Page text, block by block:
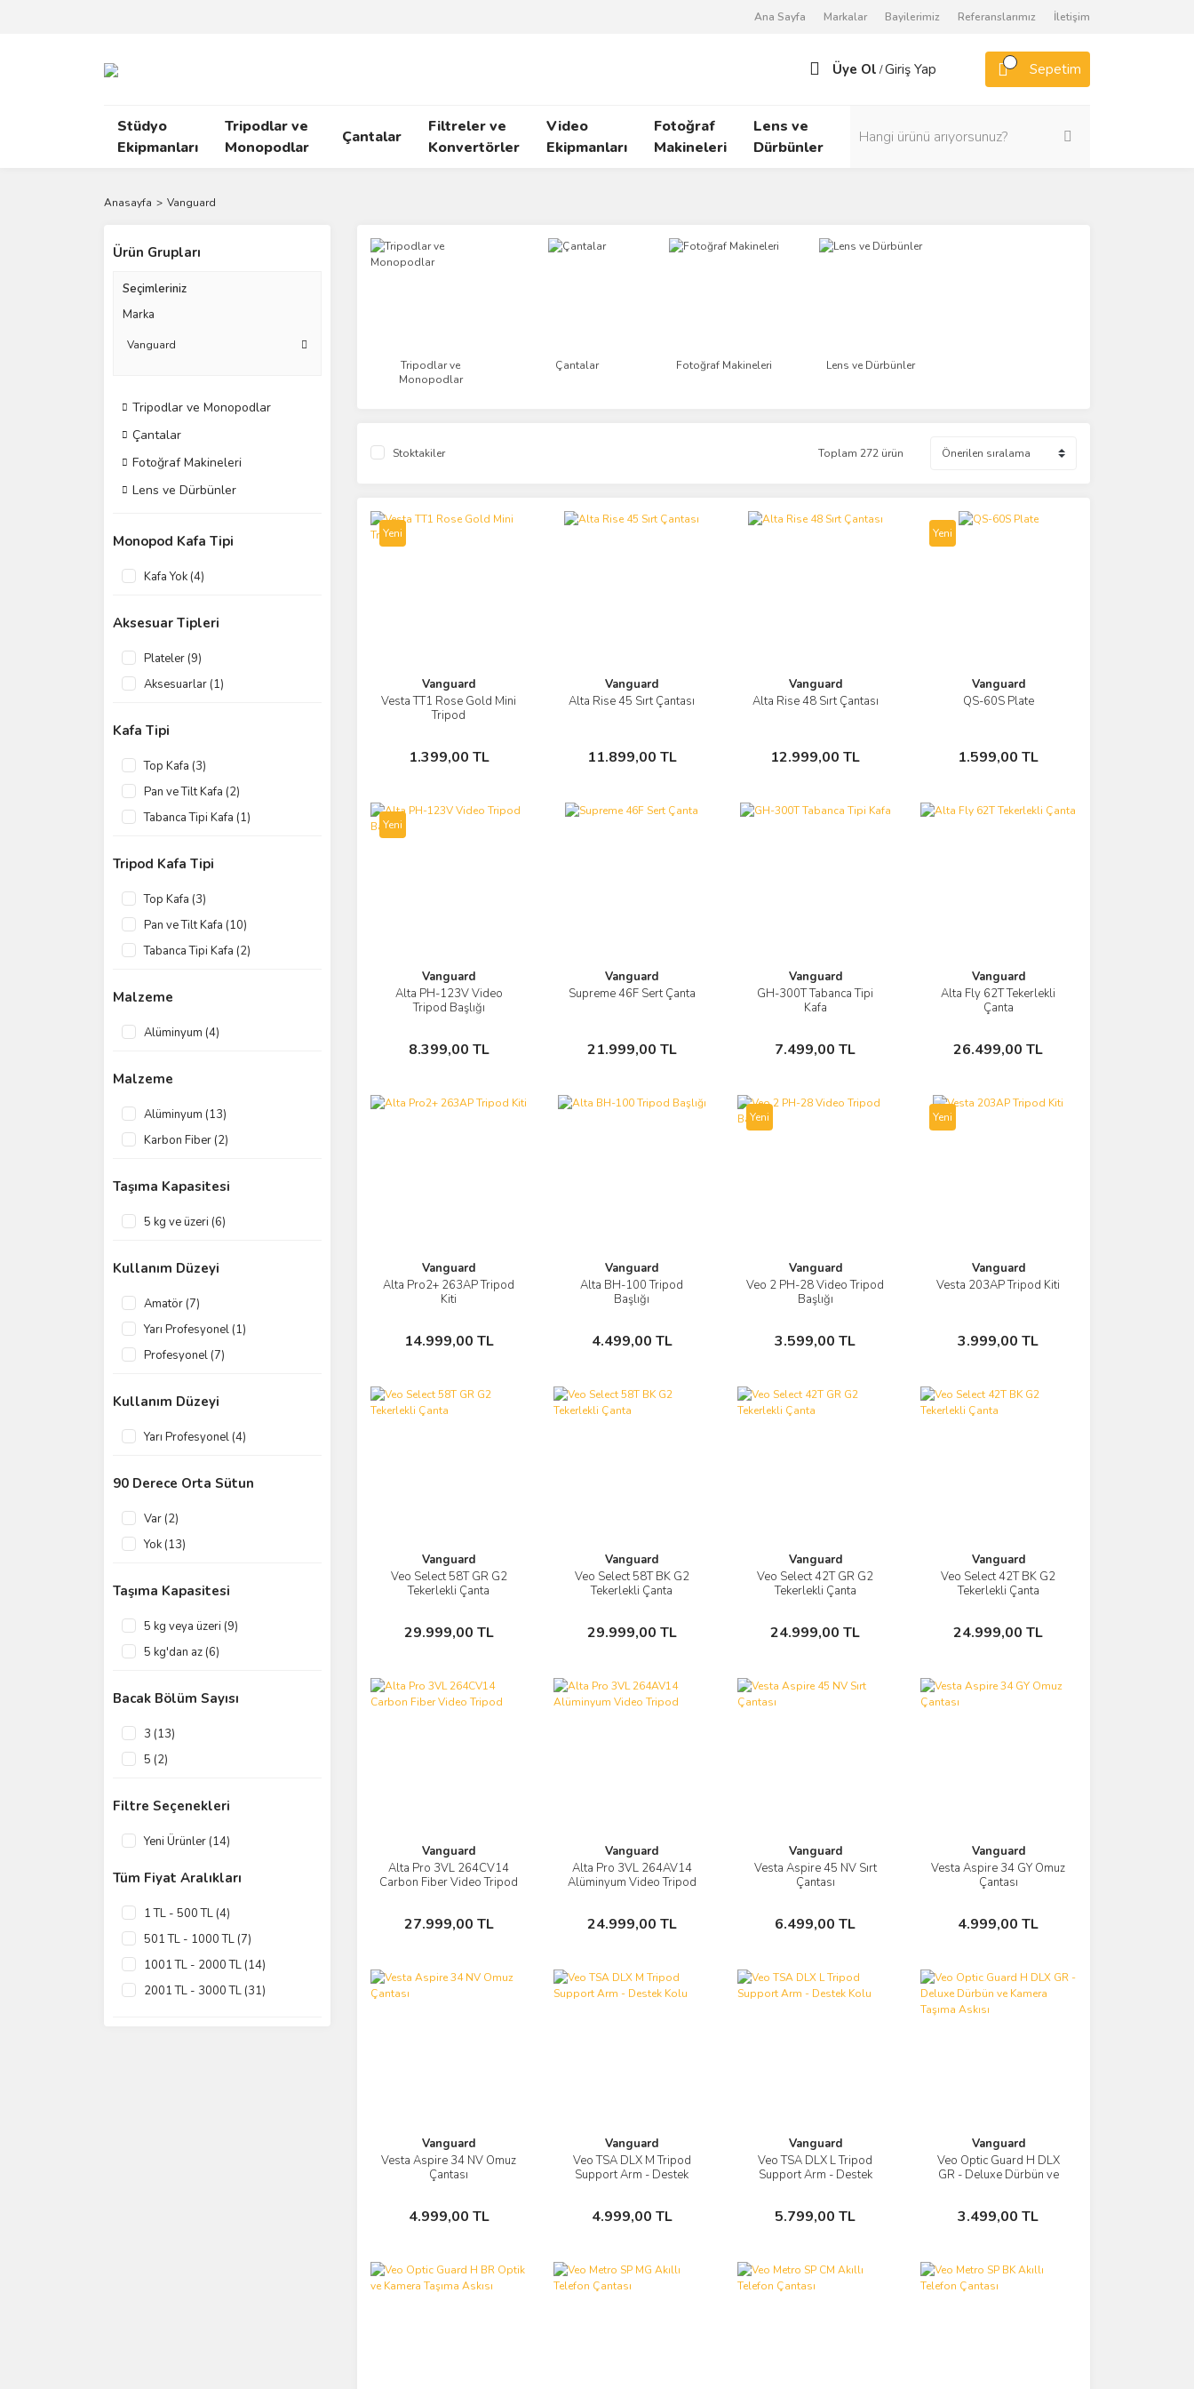
Ana Sayfa Markalar Bayilerimiz Referanslarımız İletişim
Üye Ol /Giriş Yap Sepetim
Stüdyo
Ekipmanları
Tripodlar ve
Monopodlar
Çantalar
Filtreler ve
Konvertörler
Video
Ekipmanları
Fotoğraf
Makineleri
Lens ve
Dürbünler
Anasayfa Vanguard
Ürün Grupları
Seçimleriniz
Marka
Vanguard
Tripodlar ve Monopodlar
Çantalar
Fotoğraf Makineleri
Lens ve Dürbünler
Monopod Kafa Tipi
Kafa Yok (4)
Aksesuar Tipleri
Plateler (9)
Aksesuarlar (1)
Kafa Tipi
Top Kafa (3)
Pan ve Tilt Kafa (2)
Tabanca Tipi Kafa (1)
Tripod Kafa Tipi
Top Kafa (3)
Pan ve Tilt Kafa (10)
Tabanca Tipi Kafa (2)
Malzeme
Alüminyum (4)
Malzeme
Alüminyum (13)
Karbon Fiber (2)
Taşıma Kapasitesi
5 kg ve üzeri (6)
Kullanım Düzeyi
Amatör (7)
Yarı Profesyonel (1)
Profesyonel (7)
Kullanım Düzeyi
Yarı Profesyonel (4)
90 Derece Orta Sütun
Var (2)
Yok (13)
Taşıma Kapasitesi
5 kg veya üzeri (9)
5 kg'dan az (6)
Bacak Bölüm Sayısı
3 (13)
5 (2)
Filtre Seçenekleri
Yeni Ürünler (14)
Tüm Fiyat Aralıkları
1 TL - 500 TL (4)
501 TL - 1000 TL (7)
1001 TL - 2000 TL (14)
2001 TL - 3000 TL (31)
Tripodlar ve
Monopodlar
Çantalar Fotoğraf Makineleri Lens ve Dürbünler
Stoktakiler Toplam 272 ürün
Yeni
Vanguard
Vesta TT1 Rose Gold Mini
Tripod
1.399,00 TL
Görüntüle
Sepete Ekle
Vanguard
Alta Rise 45 Sırt Çantası
11.899,00 TL
Görüntüle
Sepete Ekle
Vanguard
Alta Rise 48 Sırt Çantası
12.999,00 TL
Görüntüle
Sepete Ekle
Yeni
Vanguard
QS-60S Plate
1.599,00 TL
Görüntüle
Sepete Ekle
Yeni
Vanguard
Alta PH-123V Video
Tripod Başlığı
8.399,00 TL
Görüntüle
Sepete Ekle
Vanguard
Supreme 46F Sert Çanta
21.999,00 TL
Görüntüle
Sepete Ekle
Vanguard
GH-300T Tabanca Tipi
Kafa
7.499,00 TL
Görüntüle
Sepete Ekle
Vanguard
Alta Fly 62T Tekerlekli
Çanta
26.499,00 TL
Görüntüle
Sepete Ekle
Vanguard
Alta Pro2+ 263AP Tripod
Kiti
14.999,00 TL
Görüntüle
Sepete Ekle
Vanguard
Alta BH-100 Tripod
Başlığı
4.499,00 TL
Görüntüle
Sepete Ekle
Yeni
Vanguard
Veo 2 PH-28 Video Tripod
Başlığı
3.599,00 TL
Görüntüle
Sepete Ekle
Yeni
Vanguard
Vesta 203AP Tripod Kiti
3.999,00 TL
Görüntüle
Sepete Ekle
Vanguard
Veo Select 58T GR G2
Tekerlekli Çanta
29.999,00 TL
Görüntüle
Sepete Ekle
Vanguard
Veo Select 58T BK G2
Tekerlekli Çanta
29.999,00 TL
Görüntüle
Sepete Ekle
Vanguard
Veo Select 42T GR G2
Tekerlekli Çanta
24.999,00 TL
Görüntüle
Sepete Ekle
Vanguard
Veo Select 42T BK G2
Tekerlekli Çanta
24.999,00 TL
Görüntüle
Sepete Ekle
Vanguard
Alta Pro 3VL 264CV14
Carbon Fiber Video Tripod
27.999,00 TL
Görüntüle
Sepete Ekle
Vanguard
Alta Pro 3VL 264AV14
Alüminyum Video Tripod
24.999,00 TL
Görüntüle
Sepete Ekle
Vanguard
Vesta Aspire 45 NV Sırt
Çantası
6.499,00 TL
Görüntüle
Sepete Ekle
Vanguard
Vesta Aspire 34 GY Omuz
Çantası
4.999,00 TL
Görüntüle
Sepete Ekle
Vanguard
Vesta Aspire 34 NV Omuz
Çantası
4.999,00 TL
Görüntüle
Sepete Ekle
Vanguard
Veo TSA DLX M Tripod
Support Arm - Destek
4.999,00 TL
Görüntüle
Sepete Ekle
Vanguard
Veo TSA DLX L Tripod
Support Arm - Destek
5.799,00 TL
Görüntüle
Sepete Ekle
Vanguard
Veo Optic Guard H DLX
GR - Deluxe Dürbün ve
3.499,00 TL
Görüntüle
Sepete Ekle